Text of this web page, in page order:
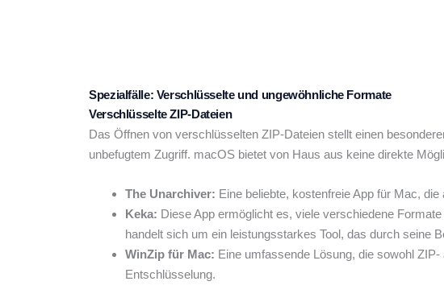
Spezialfälle: Verschlüsselte und ungewöhnliche Formate
Verschlüsselte ZIP-Dateien
Das Öffnen von verschlüsselten ZIP-Dateien stellt einen
unbefugtem Zugriff. macOS bietet von Haus aus keine direkte
The Unarchiver: Eine beliebte, kostenfreie App für Mac,
Keka: Diese App ermöglicht es, viele verschiedene
handelt sich um ein leistungsstarkes Tool, das durch seine
WinZip für Mac: Eine umfassende Lösung, die sowohl
Entschlüsselung.